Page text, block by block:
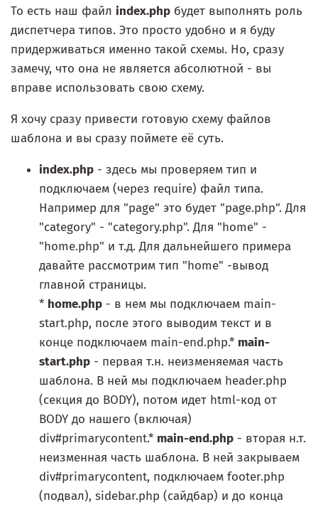
То есть наш файл index.php будет выполнять роль
диспетчера типов. Это просто удобно и я буду
придерживаться именно такой схемы. Но, сразу
замечу, что она не является абсолютной - вы
вправе использовать свою схему.
Я хочу сразу привести готовую схему файлов
шаблона и вы сразу поймете её суть.
index.php - здесь мы проверяем тип и
подключаем (через require) файл типа.
Например для "page" это будет "page.php". Для
"category" - "category.php". Для "home" -
"home.php" и т.д. Для дальнейшего примера
давайте рассмотрим тип "home" -вывод
главной страницы.
* home.php - в нем мы подключаем main-
start.php, после этого выводим текст и в
конце подключаем main-end.php.* main-
start.php - первая т.н. неизменяемая часть
шаблона. В ней мы подключаем header.php
(секция до BODY), потом идет html-код от
BODY до нашего (включая)
div#primarycontent.* main-end.php - вторая н.т.
неизменная часть шаблона. В ней закрываем
div#primarycontent, подключаем footer.php
(подвал), sidebar.php (сайдбар) и до конца